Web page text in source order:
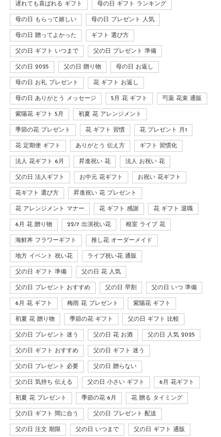
遅れても喜ばれる ギフト 母の日 ギフト ランキング
母の日 もらって嬉しい 母の日 プレゼント 人気
母の日 贈ってよかった ギフト 選び方
父の日 ギフト いつまで 父の日 プレゼント 準備
父の日 2025 父の日 贈り物 母の日 お返し
母の日 お礼 プレゼント 花 ギフト お返し
母の日 ありがとう メッセージ 5月 花 ギフト 芍薬 花束 通販
紫陽花 ギフト 5月 初夏 花 アレンジメント
季節の花 プレゼント 花 ギフト 習慣 花 プレゼント 月1
花 定期便 ギフト ありがとう 伝え方 ギフト 習慣化
法人 花ギフト 6月 昇進祝い 花 法人 お祝い 花
父の日 法人ギフト お中元 花ギフト お祝い 花ギフト
花ギフト 選び方 昇進祝い 花 プレゼント
花 アレンジメント マナー 花 ギフト 感謝 花 ギフト 退職
6月 花 贈り物 22/7 出演祝い花 根室 ライブ 花
海鮮丼 フラワーギフト 推し花 オーダーメイド
地方 イベント 祝い花 ライブ祝い花 通販
父の日 ギフト 準備 父の日 花 人気
父の日 プレゼント おすすめ 父の日 早割 父の日 いつ 準備
6月 花 ギフト 梅雨 花 プレゼント 紫陽花 ギフト
初夏 花 贈り物 季節の花 ギフト 父の日 ギフト 比較
父の日 プレゼント 迷う 父の日 花 お酒 父の日 人気 2025
父の日 ギフト おすすめ 父の日 ギフト 迷う
父の日 プレゼント 必要 父の日 贈らない
父の日 気持ち 伝える 父の日 小さい ギフト 6月 花ギフト
初夏 花 プレゼント 季節の花 6月 花 贈る タイミング
父の日 ギフト 間に合う 父の日 プレゼント 配送
父の日 注文 期限 父の日 いつまで 父の日 ギフト 通販